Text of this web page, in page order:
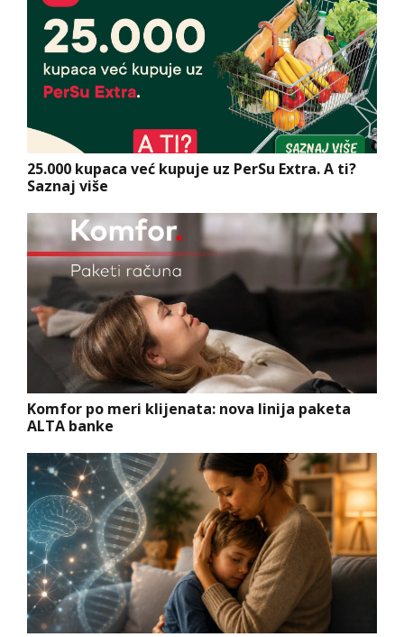
25.000 kupaca već kupuje uz PerSu Extra. A ti?
Saznaj više
Komfor po meri klijenata: nova linija paketa
ALTA banke